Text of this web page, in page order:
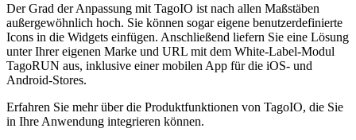
Der Grad der Anpassung mit TagoIO ist nach allen Maßstäben
außergewöhnlich hoch. Sie können sogar eigene benutzerdefinierte
Icons in die Widgets einfügen. Anschließend liefern Sie eine Lösung
unter Ihrer eigenen Marke und URL mit dem White-Label-Modul
TagoRUN aus, inklusive einer mobilen App für die iOS- und
Android-Stores.
Erfahren Sie mehr über die Produktfunktionen von TagoIO, die Sie
in Ihre Anwendung integrieren können.